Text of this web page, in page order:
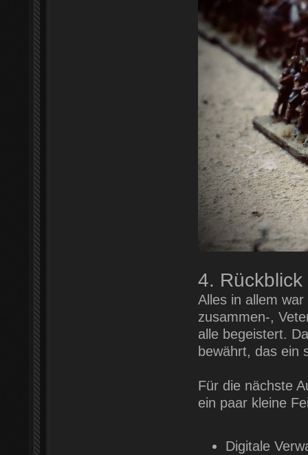
4.
Alles in allem
zusammen-,
alle begeistert.
bewährt, das ein
Für die nächste
ein paar kleine
Digitale